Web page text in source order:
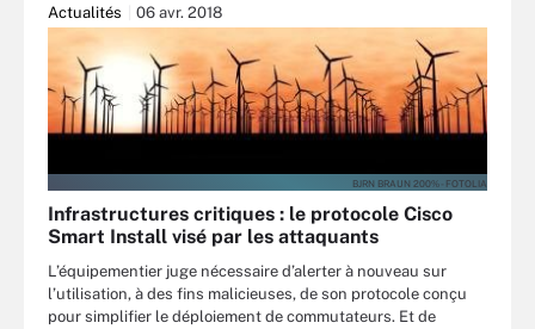
Actualités 06 avr. 2018
BJRN BRAUN 200% - FOTOLIA
Infrastructures critiques : le protocole Cisco
Smart Install visé par les attaquants
L’équipementier juge nécessaire d’alerter à nouveau sur
l’utilisation, à des fins malicieuses, de son protocole conçu
pour simplifier le déploiement de commutateurs. Et de